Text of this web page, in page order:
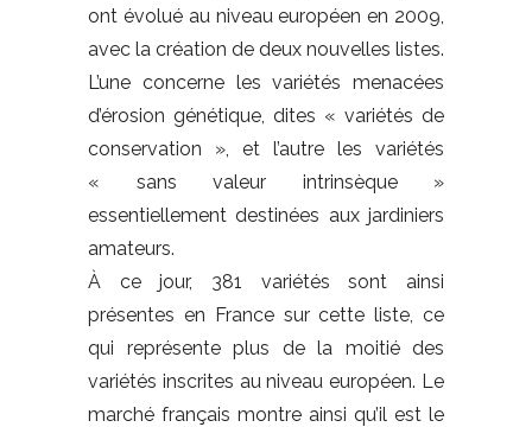
ont évolué au niveau européen en 2009,
avec la création de deux nouvelles listes.
L’une concerne les variétés menacées
d’érosion génétique, dites « variétés de
conservation », et l’autre les variétés
« sans valeur intrinsèque »
essentiellement destinées aux jardiniers
amateurs.
À ce jour, 381 variétés sont ainsi
présentes en France sur cette liste, ce
qui représente plus de la moitié des
variétés inscrites au niveau européen. Le
marché français montre ainsi qu’il est le